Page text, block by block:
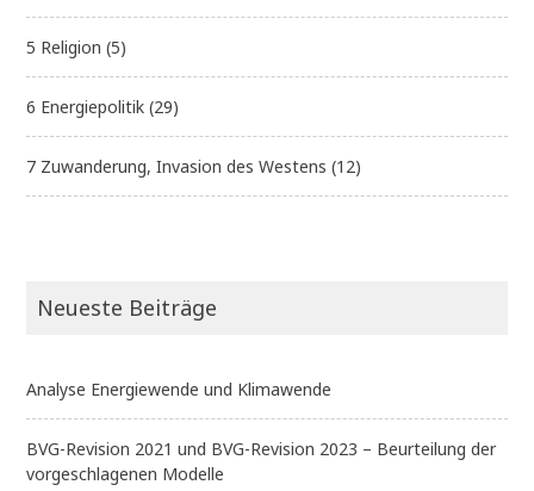
5 Religion (5)
6 Energiepolitik (29)
7 Zuwanderung, Invasion des Westens (12)
Neueste Beiträge
Analyse Energiewende und Klimawende
BVG-Revision 2021 und BVG-Revision 2023 – Beurteilung der
vorgeschlagenen Modelle